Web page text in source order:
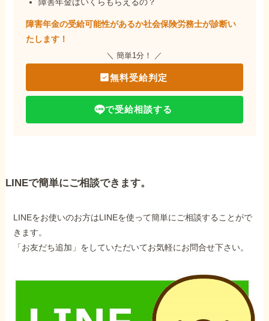
障害年金の受給可能性があるか社会保険労務士が診断い
たします！
＼ 簡単1分！ ／
無料受給判定
で受給相談する
LINEで簡単にご相談できます。
LINEをお使いのお方はLINEを使って簡単にご相談することがで
きます。
「お友だち追加」をしていただいてお気軽にお問合せ下さい。